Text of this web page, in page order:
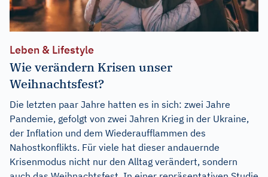
Leben & Lifestyle
Wie verändern Krisen unser
Weihnachtsfest?
Die letzten paar Jahre hatten es in sich: zwei Jahre
Pandemie, gefolgt von zwei Jahren Krieg in der Ukraine,
der Inflation und dem Wiederaufflammen des
Nahostkonflikts. Für viele hat dieser andauernde
Krisenmodus nicht nur den Alltag verändert, sondern